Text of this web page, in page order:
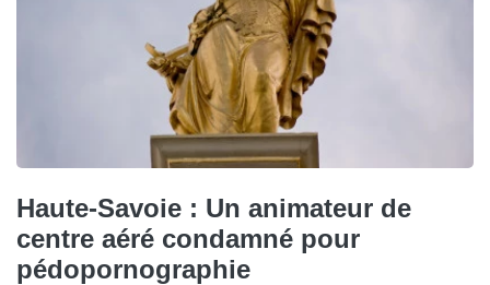
Haute-Savoie : Un animateur de
centre aéré condamné pour
pédopornographie